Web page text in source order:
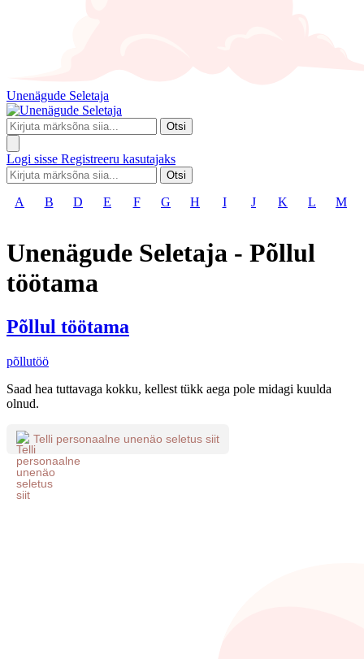
Unenägude Seletaja
Otsi
Logi sisse Registreeru kasutajaks
Otsi
A B D E F G H I J K L M
Unenägude Seletaja - Põllul
töötama
Põllul töötama
põllutöö
Saad hea tuttavaga kokku, kellest tükk aega pole midagi kuulda
olnud.
Telli personaalne unenäo seletus siit